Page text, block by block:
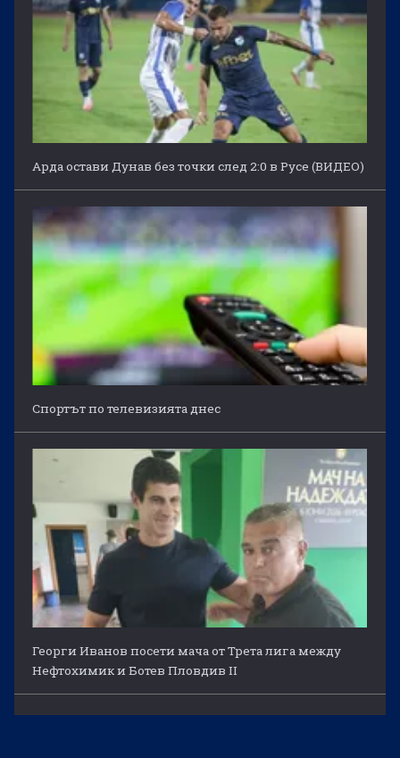
Арда остави Дунав без точки след 2:0 в Русе (ВИДЕО)
Спортът по телевизията днес
Георги Иванов посети мача от Трета лига между
Нефтохимик и Ботев Пловдив II